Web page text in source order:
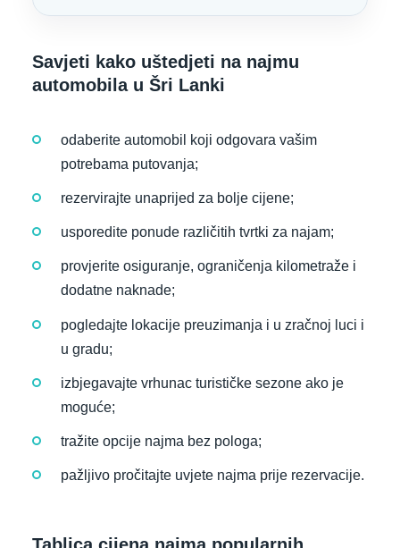
Savjeti kako uštedjeti na najmu
automobila u Šri Lanki
odaberite automobil koji odgovara vašim
potrebama putovanja;
rezervirajte unaprijed za bolje cijene;
usporedite ponude različitih tvrtki za najam;
provjerite osiguranje, ograničenja kilometraže i
dodatne naknade;
pogledajte lokacije preuzimanja i u zračnoj luci i
u gradu;
izbjegavajte vrhunac turističke sezone ako je
moguće;
tražite opcije najma bez pologa;
pažljivo pročitajte uvjete najma prije rezervacije.